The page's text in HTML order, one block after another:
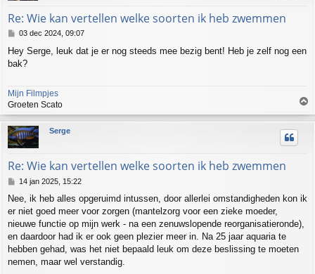
Re: Wie kan vertellen welke soorten ik heb zwemmen
B
r
i
t
03 dec 2024, 09:07
Hey Serge, leuk dat je er nog steeds mee bezig bent! Heb je zelf nog een
bak?
Mijn Filmpjes
Groeten Scato
h
Serge
Re: Wie kan vertellen welke soorten ik heb zwemmen
B
r
c
h
t
14 jan 2025, 15:22
Nee, ik heb alles opgeruimd intussen, door allerlei omstandigheden kon ik
er niet goed meer voor zorgen (mantelzorg voor een zieke moeder,
nieuwe functie op mijn werk - na een zenuwslopende reorganisatieronde),
en daardoor had ik er ook geen plezier meer in. Na 25 jaar aquaria te
hebben gehad, was het niet bepaald leuk om deze beslissing te moeten
nemen, maar wel verstandig.